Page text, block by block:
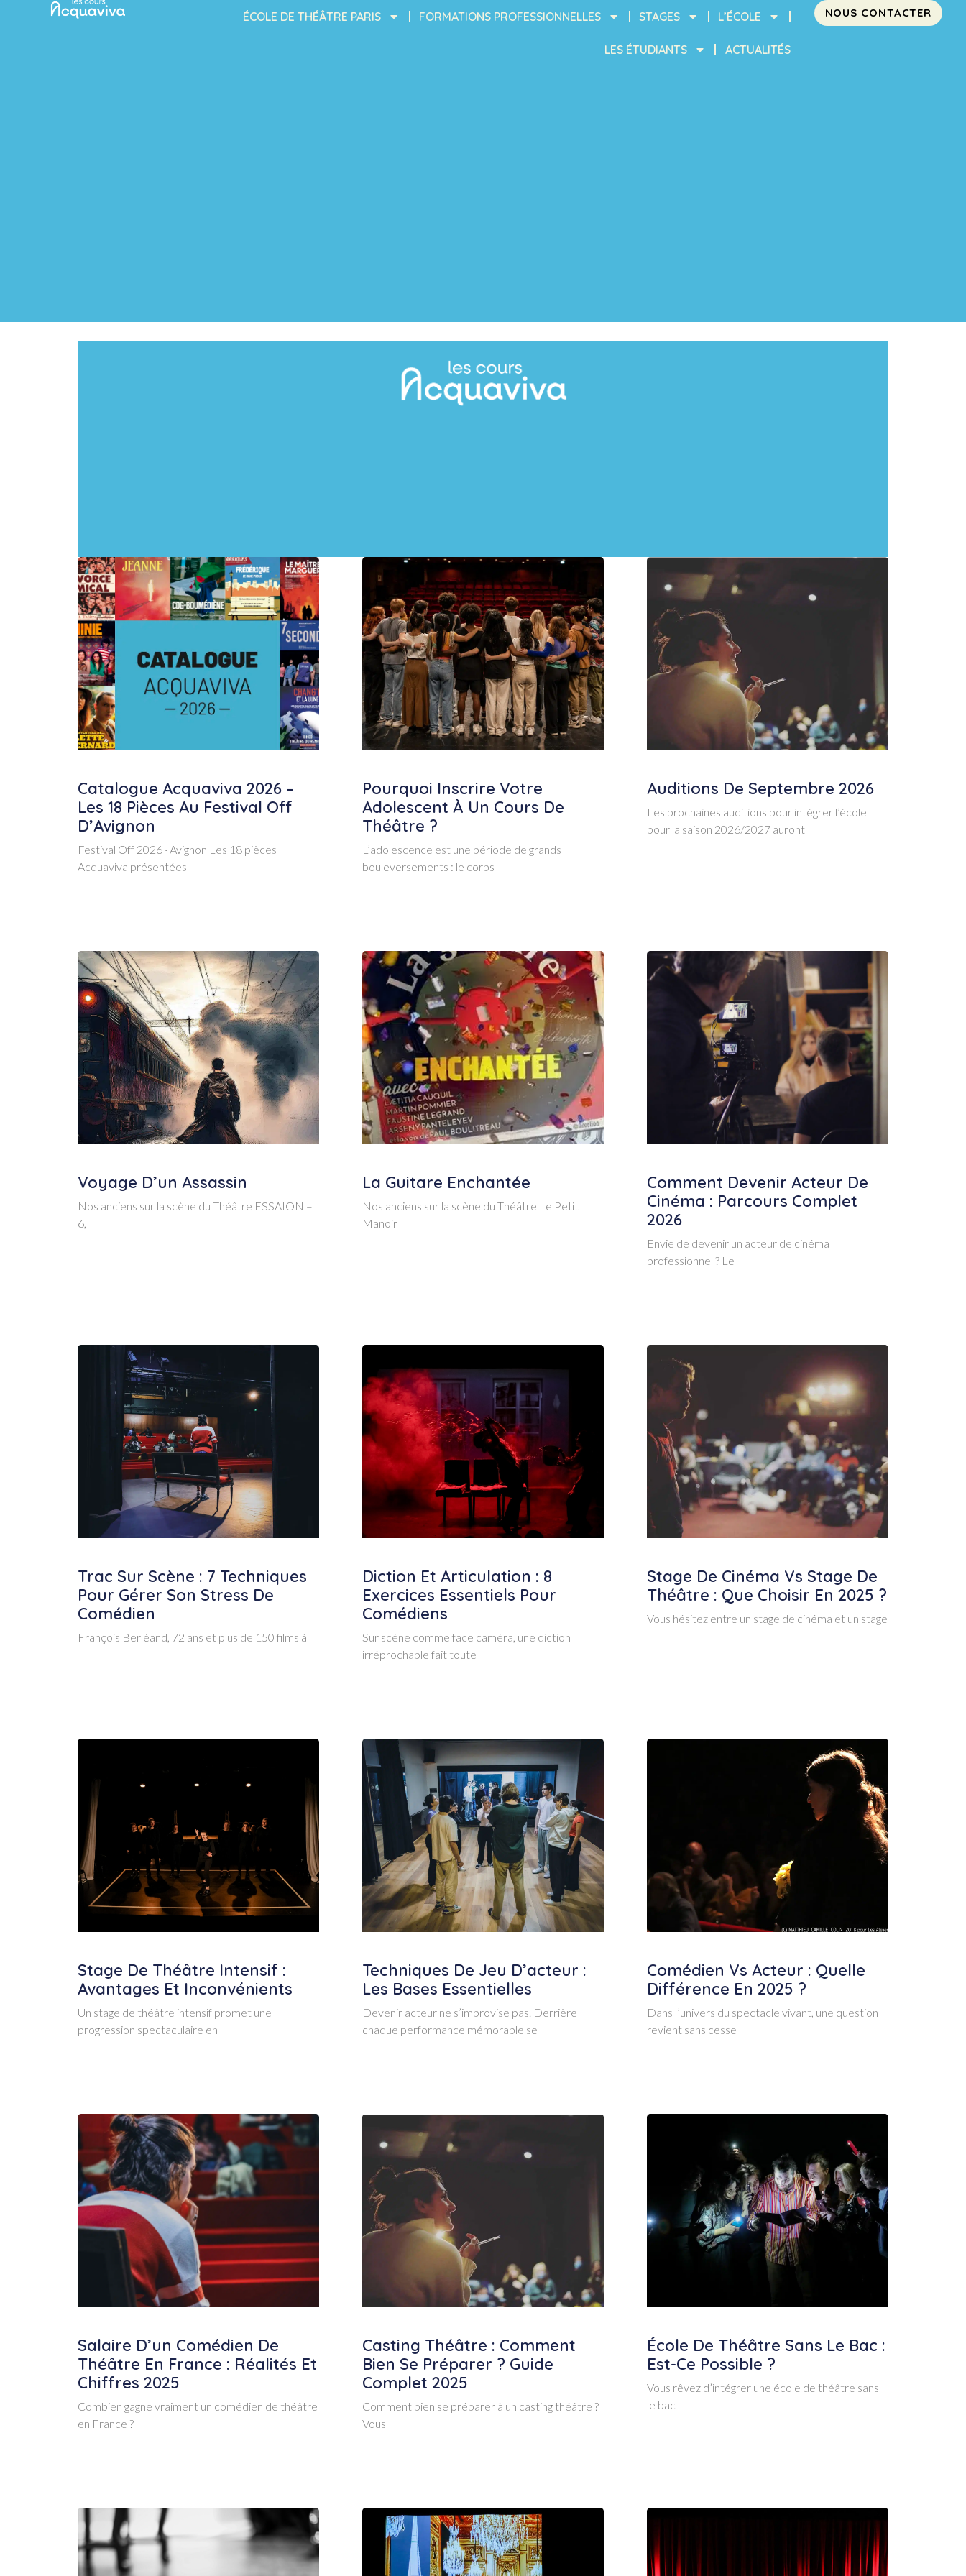
ÉCOLE DE THÉÂTRE PARIS FORMATIONS PROFESSIONNELLES STAGES L’ÉCOLE
LES ÉTUDIANTS ACTUALITÉS
NOUS CONTACTER
Catalogue Acquaviva 2026 –
Les 18 Pièces Au Festival Off
D’Avignon
Festival Off 2026 · Avignon Les 18 pièces
Acquaviva présentées
Pourquoi Inscrire Votre
Adolescent À Un Cours De
Théâtre ?
L’adolescence est une période de grands
bouleversements : le corps
Auditions De Septembre 2026
Les prochaines auditions pour intégrer l’école
pour la saison 2026/2027 auront
Voyage D’un Assassin
Nos anciens sur la scène du Théâtre ESSAION –
6,
La Guitare Enchantée
Nos anciens sur la scène du Théâtre Le Petit
Manoir
Comment Devenir Acteur De
Cinéma : Parcours Complet
2026
Envie de devenir un acteur de cinéma
professionnel ? Le
Trac Sur Scène : 7 Techniques
Pour Gérer Son Stress De
Comédien
François Berléand, 72 ans et plus de 150 films à
Diction Et Articulation : 8
Exercices Essentiels Pour
Comédiens
Sur scène comme face caméra, une diction
irréprochable fait toute
Stage De Cinéma Vs Stage De
Théâtre : Que Choisir En 2025 ?
Vous hésitez entre un stage de cinéma et un stage
Stage De Théâtre Intensif :
Avantages Et Inconvénients
Un stage de théâtre intensif promet une
progression spectaculaire en
Techniques De Jeu D’acteur :
Les Bases Essentielles
Devenir acteur ne s’improvise pas. Derrière
chaque performance mémorable se
Comédien Vs Acteur : Quelle
Différence En 2025 ?
Dans l’univers du spectacle vivant, une question
revient sans cesse
Salaire D’un Comédien De
Théâtre En France : Réalités Et
Chiffres 2025
Combien gagne vraiment un comédien de théâtre
en France ?
Casting Théâtre : Comment
Bien Se Préparer ? Guide
Complet 2025
Comment bien se préparer à un casting théâtre ?
Vous
École De Théâtre Sans Le Bac :
Est-Ce Possible ?
Vous rêvez d’intégrer une école de théâtre sans
le bac